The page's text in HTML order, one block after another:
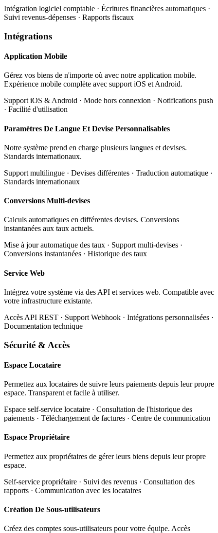
Intégration logiciel comptable · Écritures financières automatiques ·
Suivi revenus-dépenses · Rapports fiscaux
Intégrations
Application Mobile
Gérez vos biens de n'importe où avec notre application mobile.
Expérience mobile complète avec support iOS et Android.
Support iOS & Android · Mode hors connexion · Notifications push
· Facilité d'utilisation
Paramètres De Langue Et Devise Personnalisables
Notre système prend en charge plusieurs langues et devises.
Standards internationaux.
Support multilingue · Devises différentes · Traduction automatique ·
Standards internationaux
Conversions Multi-devises
Calculs automatiques en différentes devises. Conversions
instantanées aux taux actuels.
Mise à jour automatique des taux · Support multi-devises ·
Conversions instantanées · Historique des taux
Service Web
Intégrez votre système via des API et services web. Compatible avec
votre infrastructure existante.
Accès API REST · Support Webhook · Intégrations personnalisées ·
Documentation technique
Sécurité & Accès
Espace Locataire
Permettez aux locataires de suivre leurs paiements depuis leur propre
espace. Transparent et facile à utiliser.
Espace self-service locataire · Consultation de l'historique des
paiements · Téléchargement de factures · Centre de communication
Espace Propriétaire
Permettez aux propriétaires de gérer leurs biens depuis leur propre
espace.
Self-service propriétaire · Suivi des revenus · Consultation des
rapports · Communication avec les locataires
Création De Sous-utilisateurs
Créez des comptes sous-utilisateurs pour votre équipe. Accès